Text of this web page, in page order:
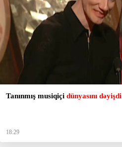
Tanınmış musiqiçi dünyasını dəyişdi
18:29